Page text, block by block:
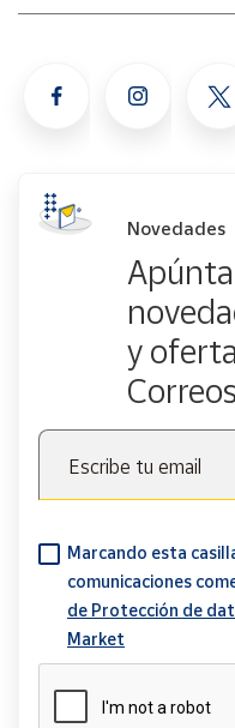
Novedades
y
Escribe tu email
Marcando esta
comunicaciones
de Protección de
Market